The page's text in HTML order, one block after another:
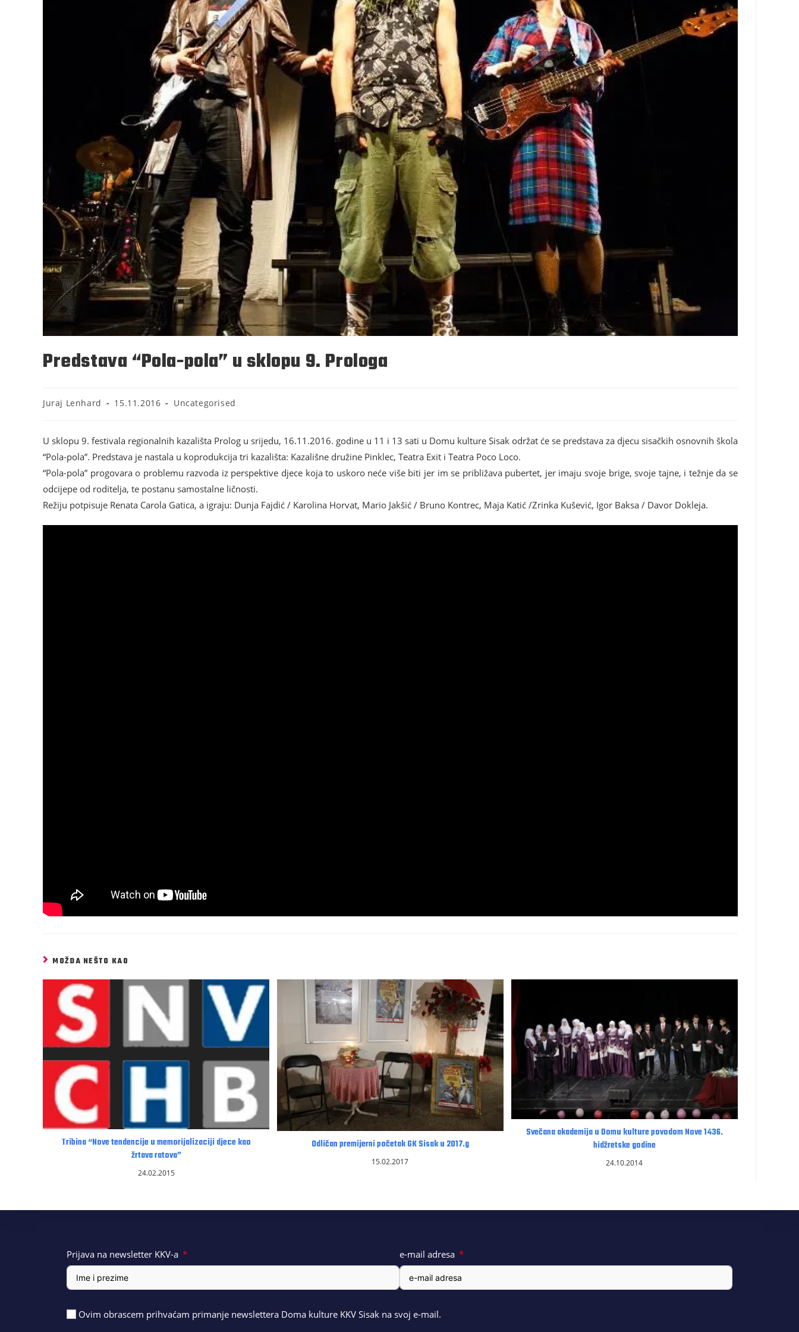
Predstava “Pola-pola” u sklopu 9. Prologa
Juraj Lenhard 15.11.2016 Uncategorised
U sklopu 9. festivala regionalnih kazališta Prolog u srijedu, 16.11.2016. godine u 11 i 13 sati u Domu kulture Sisak održat će se predstava za djecu sisačkih osnovnih škola
“Pola-pola”. Predstava je nastala u koprodukcija tri kazališta: Kazališne družine Pinklec, Teatra Exit i Teatra Poco Loco.
“Pola-pola” progovara o problemu razvoda iz perspektive djece koja to uskoro neće više biti jer im se približava pubertet, jer imaju svoje brige, svoje tajne, i težnje da se
odcijepe od roditelja, te postanu samostalne ličnosti.
Režiju potpisuje Renata Carola Gatica, a igraju: Dunja Fajdić / Karolina Horvat, Mario Jakšić / Bruno Kontrec, Maja Katić /Zrinka Kušević, Igor Baksa / Davor Dokleja.
MOŽDA NEŠTO KAO
Tribina “Nove tendencije u memorijalizaciji djece kao
žrtava ratova”
24.02.2015
Odličan premijerni početak GK Sisak u 2017.g
15.02.2017
Svečana akademija u Domu kulture povodom Nove 1436.
hidžretske godine
24.10.2014
Prijava na newsletter KKV-a e-mail adresa
Ovim obrascem prihvaćam primanje newslettera Doma kulture KKV Sisak na svoj e-mail.